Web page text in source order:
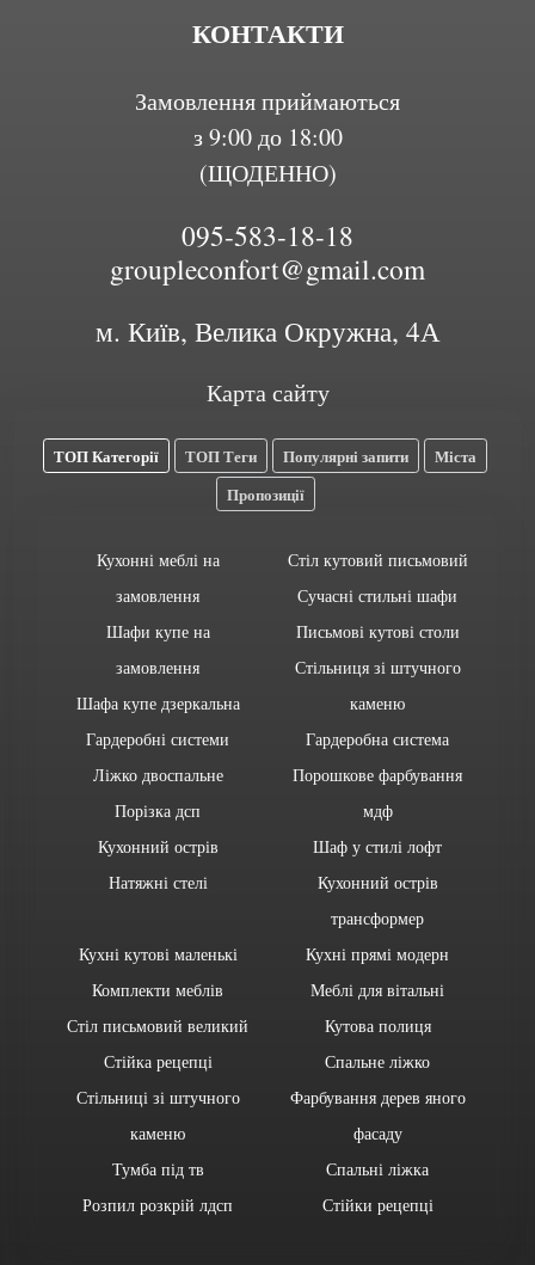
КОНТАКТИ
Замовлення приймаються
з 9:00 до 18:00
(ЩОДЕННО)
095-583-18-18
groupleconfort@gmail.com
м. Київ, Велика Окружна, 4А
Карта сайту
ТОП Категорії ТОП Теги Популярні запити
Міста
Пропозиції
Кухонні меблі на
замовлення
Шафи купе на
замовлення
Шафа купе дзеркальна
Гардеробні системи
Ліжко двоспальне
Порізка дсп
Кухонний острів
Натяжні стелі
Стіл кутовий письмовий
Сучасні стильні шафи
Письмові кутові столи
Стільниця зі штучного
каменю
Гардеробна система
Порошкове фарбування
мдф
Шаф у стилі лофт
Кухонний острів
трансформер
Кухні кутові маленькі
Комплекти меблів
Стіл письмовий великий
Стійка рецепці
Стільниці зі штучного
каменю
Тумба під тв
Розпил розкрій лдсп
Кухні прямі модерн
Меблі для вітальні
Кутова полиця
Спальне ліжко
Фарбування дерев яного
фасаду
Спальні ліжка
Стійки рецепці